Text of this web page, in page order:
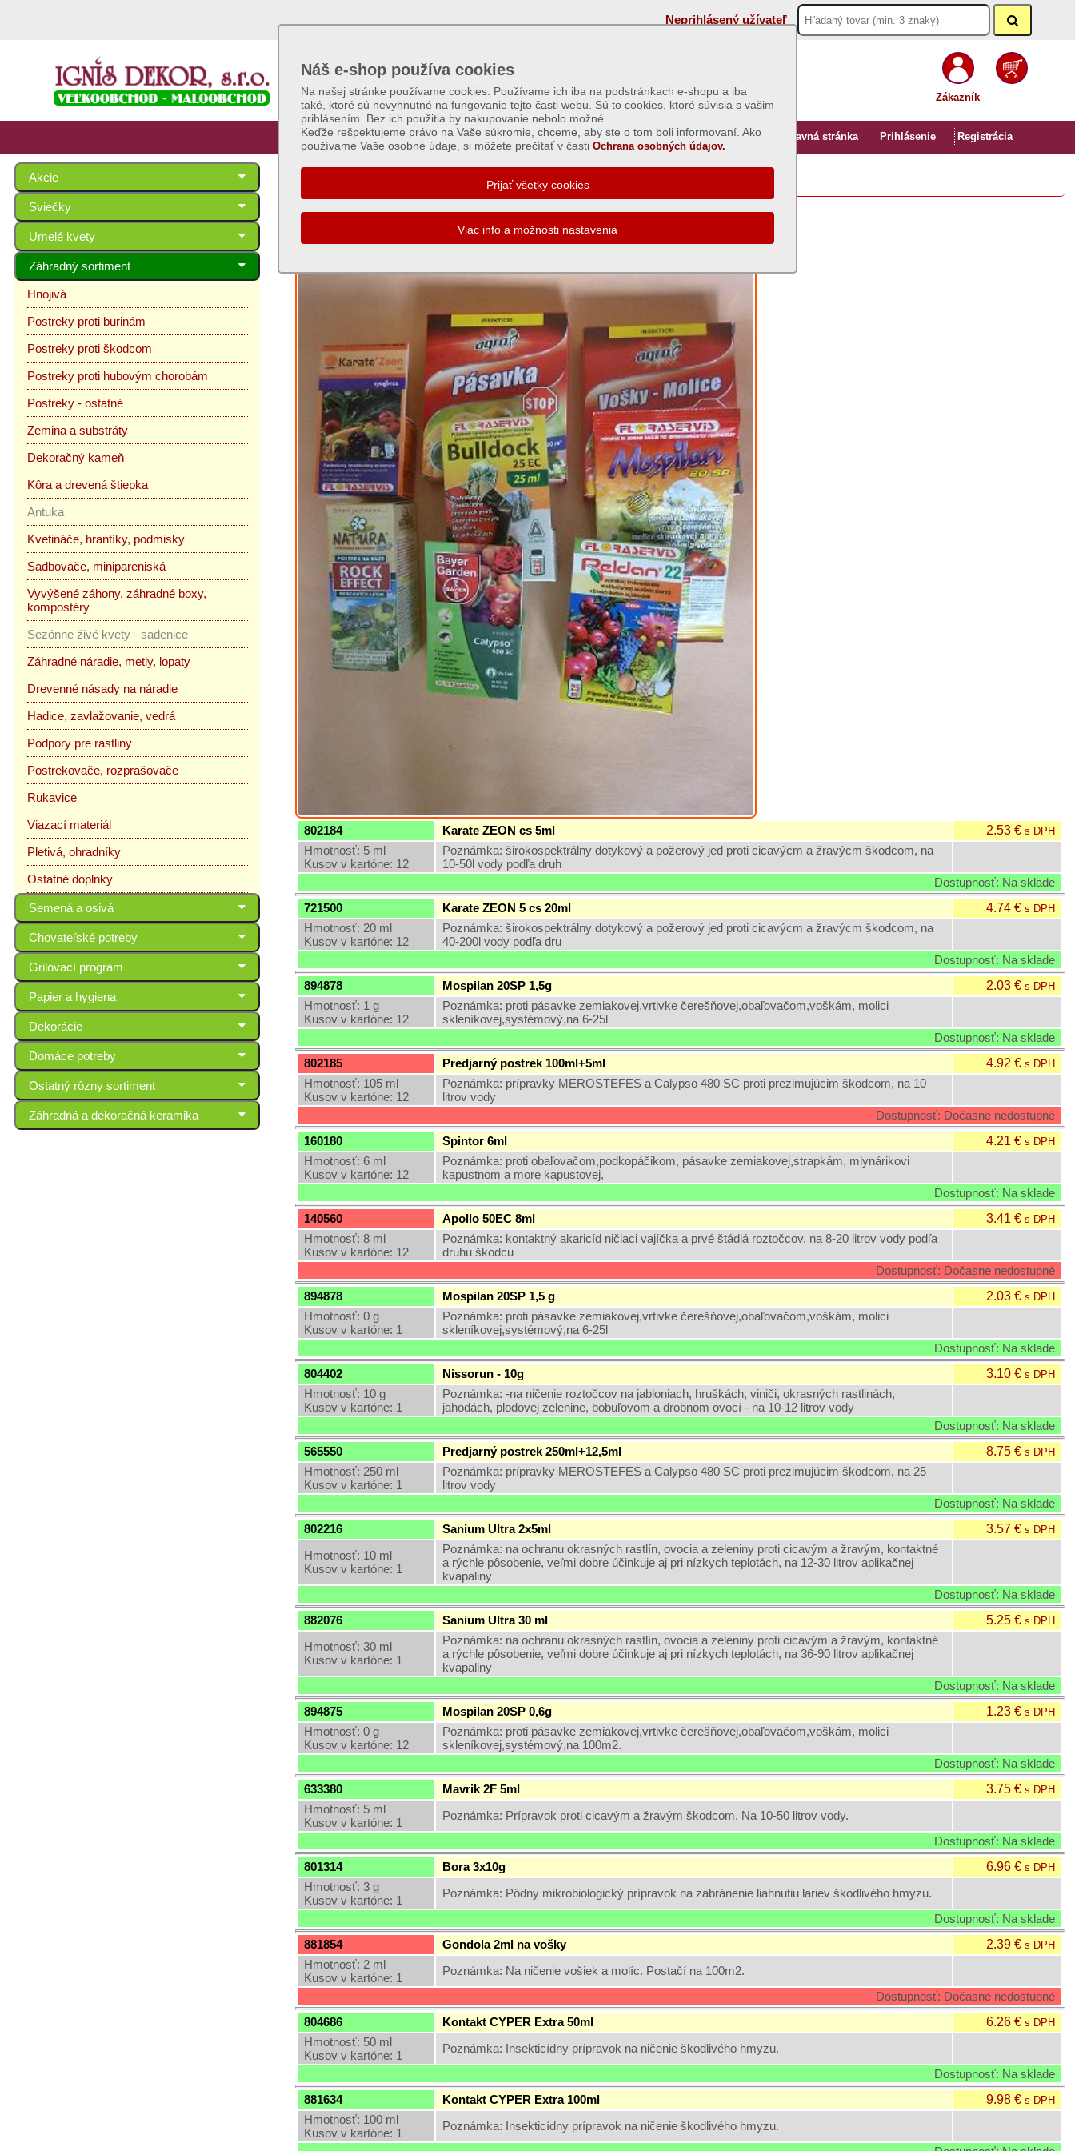
Neprihlásený užívateľ
Zákazník
Úvod Hlavná stránka Prihlásenie Registrácia
Náš e-shop používa cookies
Na našej stránke používame cookies. Používame ich iba na podstránkach e-shopu a iba
také, ktoré sú nevyhnutné na fungovanie tejto časti webu. Sú to cookies, ktoré súvisia s vašim
prihlásením. Bez ich použitia by nakupovanie nebolo možné.
Keďže rešpektujeme právo na Vaše súkromie, chceme, aby ste o tom boli informovaní. Ako
používame Vaše osobné údaje, si môžete prečítať v časti Ochrana osobných údajov.
Akcie
Sviečky
Umelé kvety
Záhradný sortiment
Hnojivá
Postreky proti burinám
Postreky proti škodcom
Postreky proti hubovým chorobám
Postreky - ostatné
Zemina a substráty
Dekoračný kameň
Kôra a drevená štiepka
Antuka
Kvetináče, hrantíky, podmisky
Sadbovače, minipareniská
Vyvýšené záhony, záhradné boxy,
kompostéry
Sezónne živé kvety - sadenice
Záhradné náradie, metly, lopaty
Drevenné násady na náradie
Hadice, zavlažovanie, vedrá
Podpory pre rastliny
Postrekovače, rozprašovače
Rukavice
Viazací materiál
Pletivá, ohradníky
Ostatné doplnky
Semená a osivá
Chovateľské potreby
Grilovací program
Papier a hygiena
Dekorácie
Domáce potreby
Ostatný rôzny sortiment
Záhradná a dekoračná keramika
Postreky proti živočíšnym škodcom - rôzne
802184 Karate ZEON cs 5ml 2.53 €s DPH
Hmotnosť: 5 ml
Kusov v kartóne: 12
Poznámka: širokospektrálny dotykový a požerový jed proti cicavýcm a žravýcm škodcom, na
10-50l vody podľa druh
Dostupnosť: Na sklade
721500
Karate ZEON 5 cs 20ml 4.74 €s DPH
Hmotnosť: 20 ml
Kusov v kartóne: 12
Poznámka: širokospektrálny dotykový a požerový jed proti cicavýcm a žravýcm škodcom, na
40-200l vody podľa dru
Dostupnosť: Na sklade
894878
Mospilan 20SP 1,5g 2.03 €s DPH
Hmotnosť: 1 g
Kusov v kartóne: 12
Poznámka: proti pásavke zemiakovej,vrtivke čerešňovej,obaľovačom,voškám, molici
skleníkovej,systémový,na 6-25l
Dostupnosť: Na sklade
802185
Predjarný postrek 100ml+5ml 4.92 €s DPH
Hmotnosť: 105 ml
Kusov v kartóne: 12
Poznámka: prípravky MEROSTEFES a Calypso 480 SC proti prezimujúcim škodcom, na 10
litrov vody
Dostupnosť: Dočasne nedostupné
160180
Spintor 6ml 4.21 €s DPH
Hmotnosť: 6 ml
Kusov v kartóne: 12
Poznámka: proti obaľovačom,podkopáčikom, pásavke zemiakovej,strapkám, mlynárikovi
kapustnom a more kapustovej,
Dostupnosť: Na sklade
140560
Apollo 50EC 8ml 3.41 €s DPH
Hmotnosť: 8 ml
Kusov v kartóne: 12
Poznámka: kontaktný akaricíd ničiaci vajíčka a prvé štádiá roztočcov, na 8-20 litrov vody podľa
druhu škodcu
Dostupnosť: Dočasne nedostupné
894878
Mospilan 20SP 1,5 g 2.03 €s DPH
Hmotnosť: 0 g
Kusov v kartóne: 1
Poznámka: proti pásavke zemiakovej,vrtivke čerešňovej,obaľovačom,voškám, molici
skleníkovej,systémový,na 6-25l
Dostupnosť: Na sklade
804402
Nissorun - 10g 3.10 €s DPH
Hmotnosť: 10 g
Kusov v kartóne: 1
Poznámka: -na ničenie roztočcov na jabloniach, hruškách, viniči, okrasných rastlinách,
jahodách, plodovej zelenine, bobuľovom a drobnom ovocí - na 10-12 litrov vody
Dostupnosť: Na sklade
565550
Predjarný postrek 250ml+12,5ml 8.75 €s DPH
Hmotnosť: 250 ml
Kusov v kartóne: 1
Poznámka: prípravky MEROSTEFES a Calypso 480 SC proti prezimujúcim škodcom, na 25
litrov vody
Dostupnosť: Na sklade
802216
Sanium Ultra 2x5ml 3.57 €s DPH
Hmotnosť: 10 ml
Kusov v kartóne: 1
Poznámka: na ochranu okrasných rastlín, ovocia a zeleniny proti cicavým a žravým, kontaktné
a rýchle pôsobenie, veľmi dobre účinkuje aj pri nízkych teplotách, na 12-30 litrov aplikačnej
kvapaliny
Dostupnosť: Na sklade
882076
Sanium Ultra 30 ml 5.25 €s DPH
Hmotnosť: 30 ml
Kusov v kartóne: 1
Poznámka: na ochranu okrasných rastlín, ovocia a zeleniny proti cicavým a žravým, kontaktné
a rýchle pôsobenie, veľmi dobre účinkuje aj pri nízkych teplotách, na 36-90 litrov aplikačnej
kvapaliny
Dostupnosť: Na sklade
894875
Mospilan 20SP 0,6g 1.23 €s DPH
Hmotnosť: 0 g
Kusov v kartóne: 12
Poznámka: proti pásavke zemiakovej,vrtivke čerešňovej,obaľovačom,voškám, molici
skleníkovej,systémový,na 100m2.
Dostupnosť: Na sklade
633380
Mavrik 2F 5ml 3.75 €s DPH
Hmotnosť: 5 ml
Kusov v kartóne: 1
Poznámka: Prípravok proti cicavým a žravým škodcom. Na 10-50 litrov vody.
Dostupnosť: Na sklade
801314
Bora 3x10g 6.96 €s DPH
Hmotnosť: 3 g
Kusov v kartóne: 1
Poznámka: Pôdny mikrobiologický prípravok na zabránenie liahnutiu lariev škodlivého hmyzu.
Dostupnosť: Na sklade
881854
Gondola 2ml na vošky 2.39 €s DPH
Hmotnosť: 2 ml
Kusov v kartóne: 1
Poznámka: Na ničenie vošiek a molíc. Postačí na 100m2.
Dostupnosť: Dočasne nedostupné
804686
Kontakt CYPER Extra 50ml 6.26 €s DPH
Hmotnosť: 50 ml
Kusov v kartóne: 1
Poznámka: Insekticídny prípravok na ničenie škodlivého hmyzu.
Dostupnosť: Na sklade
881634
Kontakt CYPER Extra 100ml 9.98 €s DPH
Hmotnosť: 100 ml
Kusov v kartóne: 1
Poznámka: Insekticídny prípravok na ničenie škodlivého hmyzu.